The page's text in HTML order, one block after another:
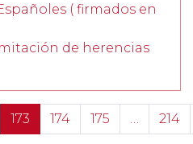
( firmados en
de herencias
173 174 175 214